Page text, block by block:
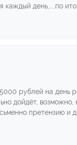
день,....по
рублей на день
дойдёт, возможно,
претензию и